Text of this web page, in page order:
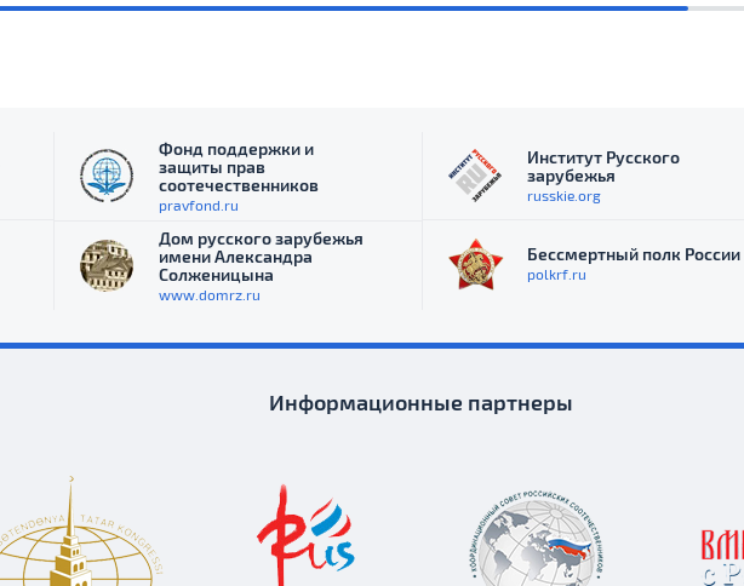
Фонд поддержки и
защиты прав
соотечественников
pravfond.ru
Дом русского зарубежья
имени Александра
Солженицына
www.domrz.ru
Институт Русского
зарубежья
russkie.org
Бессмертный полк России
polkrf.ru
Информационные партнеры